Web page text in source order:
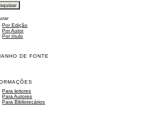
Por Edição
Por Autor
Por título
DE FONTE
Para leitores
Para Autores
Para Bibliotecários